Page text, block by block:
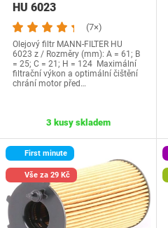
HU 6023
(7×)
Olejový filtr MANN-FILTER HU
6023 z / Rozměry (mm): A = 61; B
= 25; C = 21; H = 124 Maximální
filtrační výkon a optimální čištění
chrání motor před…
3 kusy skladem
First minute
Vše za 29 Kč